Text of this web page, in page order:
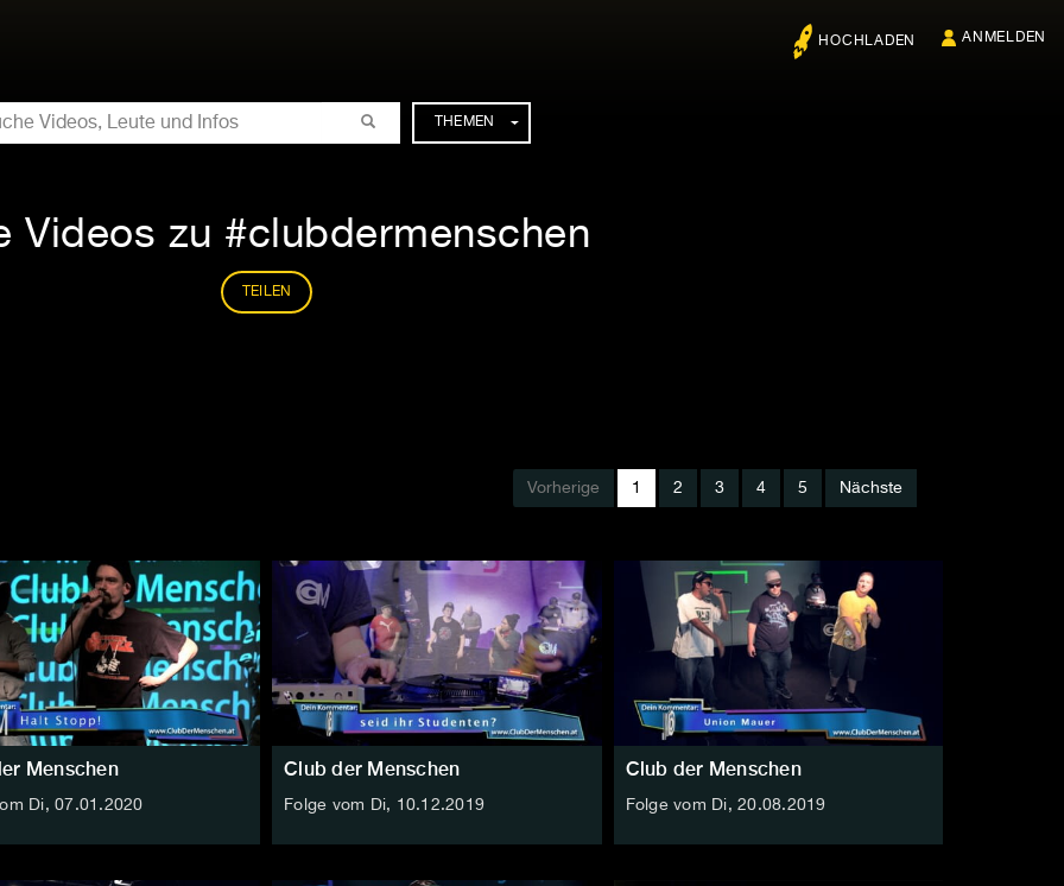
HOCHLADEN ANMELDEN
THEMEN
Videos zu #clubdermenschen
TEILEN
Vorherige 1 2 3 4 5 Nächste
Menschen
Di, 07.01.2020
Club der Menschen
Folge vom Di, 10.12.2019
Club der Menschen
Folge vom Di, 20.08.2019